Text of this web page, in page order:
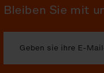
Bleiben Sie mit